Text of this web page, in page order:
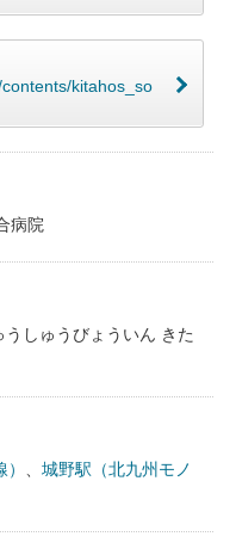
kitahos_so
病院
しゅうびょういん きた
城野駅（北九州モノ